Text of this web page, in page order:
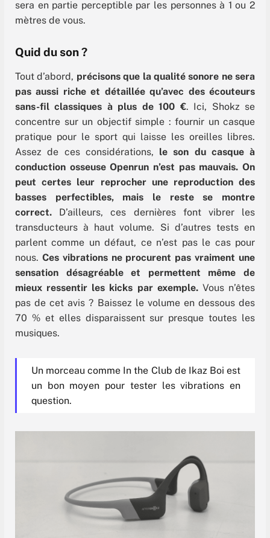
sera en partie perceptible par les personnes à 1 ou 2
mètres de vous.
Quid du son ?
Tout d’abord, précisons que la qualité sonore ne sera
pas aussi riche et détaillée qu’avec des écouteurs
sans-fil classiques à plus de 100 €. Ici, Shokz se
concentre sur un objectif simple : fournir un casque
pratique pour le sport qui laisse les oreilles libres.
Assez de ces considérations, le son du casque à
conduction osseuse Openrun n’est pas mauvais. On
peut certes leur reprocher une reproduction des
basses perfectibles, mais le reste se montre
correct. D’ailleurs, ces dernières font vibrer les
transducteurs à haut volume. Si d’autres tests en
parlent comme un défaut, ce n’est pas le cas pour
nous. Ces vibrations ne procurent pas vraiment une
sensation désagréable et permettent même de
mieux ressentir les kicks par exemple.Vous n’êtes
pas de cet avis ? Baissez le volume en dessous des
70 % et elles disparaissent sur presque toutes les
musiques.
Un morceau comme In the Club de Ikaz Boi est
un bon moyen pour tester les vibrations en
question.